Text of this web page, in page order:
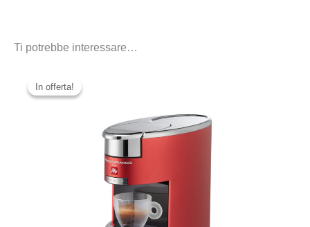
Ti potrebbe interessare…
In offerta!
In offerta!